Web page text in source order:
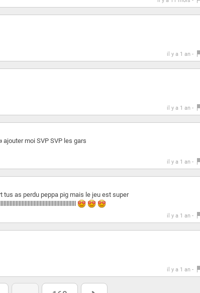
il y a 1 an -
il y a 1 an -
moi SVP SVP les gars
il y a 1 an -
as perdu peppa pig mais le jeu est super
il y a 1 an -
il y a 1 an -